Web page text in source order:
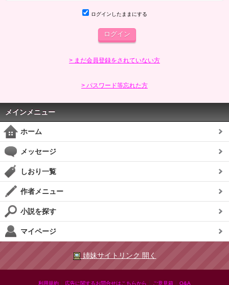
ログインしたままにする
> まだ会員登録をされていない方
> パスワード等忘れた方
メインメニュー
ホーム
メッセージ
しおり一覧
作者メニュー
小説を探す
マイページ
姉妹サイトリンク 開く
利用規約 広告に関するお問合せはこちらから ご意見箱 Q&A